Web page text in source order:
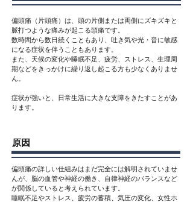
偏頭痛（片頭痛）は、頭の片側または両側にズキズキと
脈打つような痛みが起こる頭痛です。
数時間から数日続くこともあり、吐き気や光・音に敏感
になる症状を伴うこともあります。
また、天候の変化や睡眠不足、疲労、ストレス、生理周
期などをきっかけに繰り返し起こる方も少なくありませ
ん。
症状が強いと、日常生活に大きな支障をきたすことがあ
ります。
原因
偏頭痛の詳しい仕組みはまだ完全には解明されていませ
んが、脳の血管や神経の働き、自律神経のバランスなど
が関係していると考えられています。
睡眠不足やストレス、疲労の蓄積、気圧の変化、女性ホ